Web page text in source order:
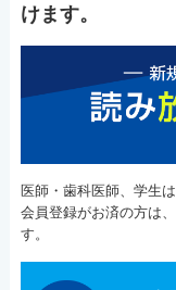
けます。
医師・歯科医師、学生は
会員登録がお済の方は、
す。